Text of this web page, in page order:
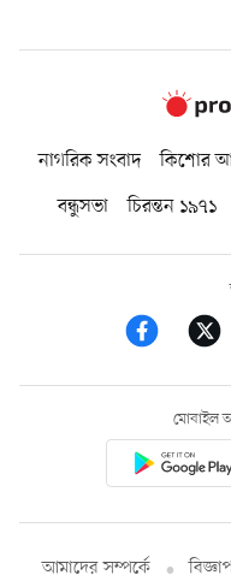
নাগরিক সংবাদ কিশোর
বন্ধুসভা
চিরন্তন ১৯৭১
মোবাইল
আমাদের সম্পর্কে